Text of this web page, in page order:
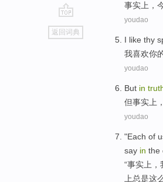
go
top
返回词典
事实上 ，
youdao
I like thy
我喜欢你
youdao
But in
但事实上 ，
youdao
"Each of
say in the
“事实上 ，
上总是这